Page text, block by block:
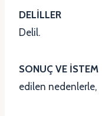
DELİLLER :
Delil.
SONUÇ VE İSTEM
edilen nedenlerle,